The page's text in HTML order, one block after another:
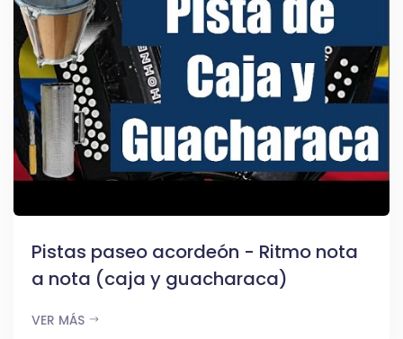
Pistas paseo acordeón - Ritmo nota
a nota (caja y guacharaca)
VER MÁS